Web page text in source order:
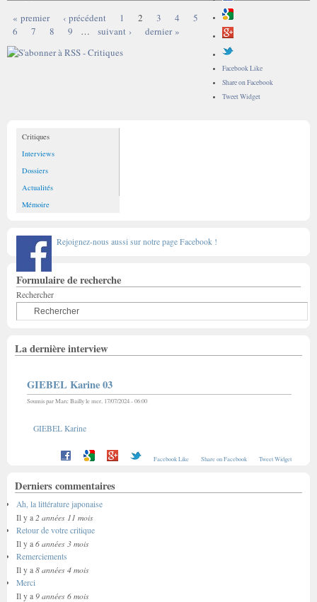
Facebook Like
Share on Facebook
Tweet Widget
« premier ‹ précédent 1 2 3 4
5
6
7 8 9 … suivant › dernier »
Critiques
Interviews
Dossiers
Actualités
Mémoire
Rejoignez-nous aussi sur notre page Facebook !
Formulaire de recherche
Rechercher
La dernière interview
GIEBEL Karine 03
Soumis parMarc Baillyle mer, 17/07/2024 - 06:00
GIEBEL Karine
Facebook Like Share on Facebook Tweet Widget
Derniers commentaires
Ah, la littérature japonaise
Il y a 2 années 11 mois
Retour de votre critique
Il y a 6 années 3 mois
Remerciements
Il y a 8 années 4 mois
Merci
Il y a 9 années 6 mois